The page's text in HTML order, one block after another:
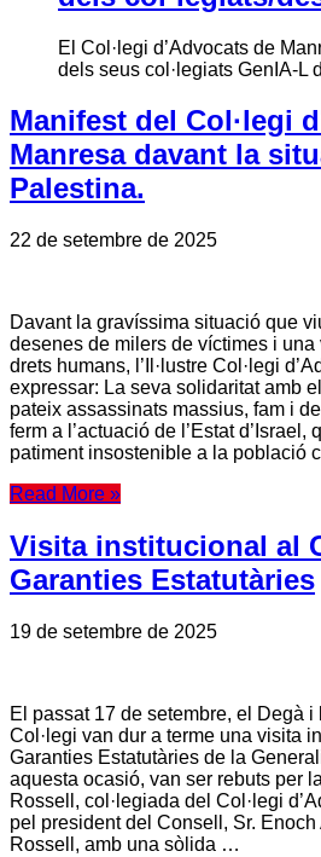
El Col·legi d’Advocats de
dels seus col·legiats GenIA-L
Manifest del Col·legi
Manresa davant la
Palestina.
22 de setembre de 2025
Davant la gravíssima situació que
desenes de milers de víctimes i
drets humans, l’Il·lustre Col·legi
expressar: La seva solidaritat amb
pateix assassinats massius, fam i
ferm a l’actuació de l’Estat d’Israel,
patiment insostenible a la població
Read More »
Visita institucional al
Garanties Estatutàries
19 de setembre de 2025
El passat 17 de setembre, el Degà i
Col·legi van dur a terme una visita
Garanties Estatutàries de la
aquesta ocasió, van ser rebuts per
Rossell, col·legiada del Col·legi
pel president del Consell, Sr.
Rossell, amb una sòlida …